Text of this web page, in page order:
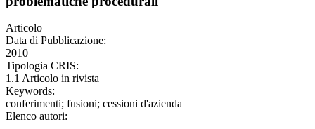
Articolo
Data di Pubblicazione:
2010
Tipologia CRIS:
1.1 Articolo in rivista
Keywords:
conferimenti; fusioni; cessioni d'azienda
Elenco autori: